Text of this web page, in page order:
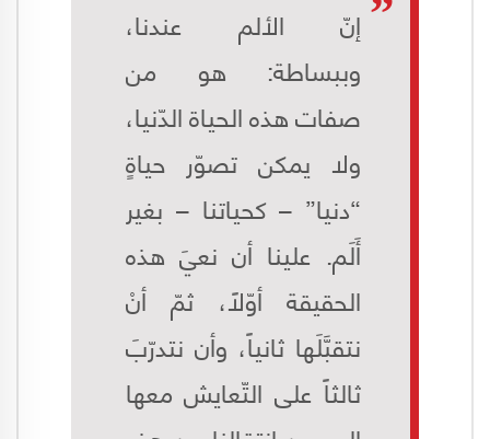
إنّ الألم عندنا،
وببساطة: هو من
صفات هذه الحياة الدّنيا،
ولا يمكن تصوّر حياةٍ
“دنيا” – كحياتنا – بغير
أَلَم. علينا أن نعيَ هذه
الحقيقة أوّلاً، ثمّ أنْ
نتقبَّلَها ثانياً، وأن نتدرّبَ
ثالثاً على التّعايش معها